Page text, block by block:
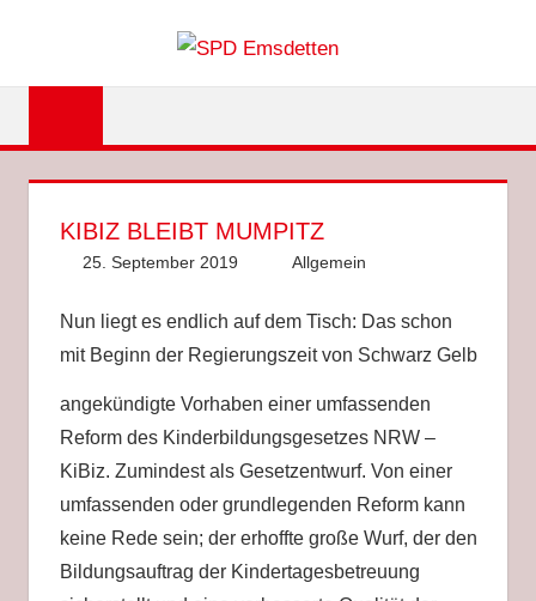
springen
KIBIZ BLEIBT MUMPITZ
25. September 2019 Sascha Höcker
Allgemein
Nun liegt es endlich auf dem Tisch: Das schon
mit Beginn der Regierungszeit von Schwarz Gelb
angekündigte Vorhaben einer umfassenden
Reform des Kinderbildungsgesetzes NRW –
KiBiz. Zumindest als Gesetzentwurf. Von einer
umfassenden oder grundlegenden Reform kann
keine Rede sein; der erhoffte große Wurf, der den
Bildungsauftrag der Kindertagesbetreuung